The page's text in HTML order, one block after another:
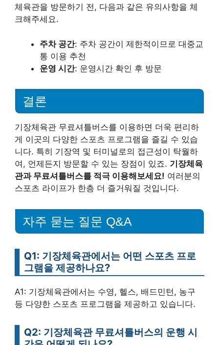
체육관을 방문하기 전, 다음과 같은 유의사항을 체
크해주세요.
주차 공간: 주차 공간이 제한적이므로 대중교
통 이용 추천
운영 시간: 운영시간 확인 후 방문
결론
기장체육관 무료셔틀버스를 이용하면 더욱 편리하
게 이곳의 다양한 스포츠 프로그램을 즐길 수 있습
니다. 특히 기장역 및 터미널로의 접근성이 탁월하
여, 언제든지 방문할 수 있는 장점이 있죠. 기장체육
관과 무료셔틀버스를 적극 이용해보세요! 여러분의
스포츠 라이프가 한층 더 즐거워질 것입니다.
자주 묻는 질문 Q&A
Q1: 기장체육관에서는 어떤 스포츠 프로
그램을 제공하나요?
A1: 기장체육관에서는 수영, 헬스, 배드민턴, 농구
등 다양한 스포츠 프로그램을 제공하고 있습니다.
Q2: 기장체육관 무료셔틀버스의 운행 시